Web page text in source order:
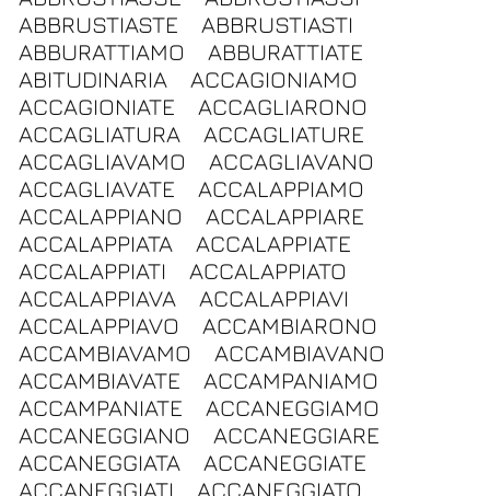
ABBRUSTIASTE
ABBRUSTIASTI
ABBURATTIAMO
ABBURATTIATE
ABITUDINARIA
ACCAGIONIAMO
ACCAGIONIATE
ACCAGLIARONO
ACCAGLIATURA
ACCAGLIATURE
ACCAGLIAVAMO
ACCAGLIAVANO
ACCAGLIAVATE
ACCALAPPIAMO
ACCALAPPIANO
ACCALAPPIARE
ACCALAPPIATA
ACCALAPPIATE
ACCALAPPIATI
ACCALAPPIATO
ACCALAPPIAVA
ACCALAPPIAVI
ACCALAPPIAVO
ACCAMBIARONO
ACCAMBIAVAMO
ACCAMBIAVANO
ACCAMBIAVATE
ACCAMPANIAMO
ACCAMPANIATE
ACCANEGGIAMO
ACCANEGGIANO
ACCANEGGIARE
ACCANEGGIATA
ACCANEGGIATE
ACCANEGGIATI
ACCANEGGIATO